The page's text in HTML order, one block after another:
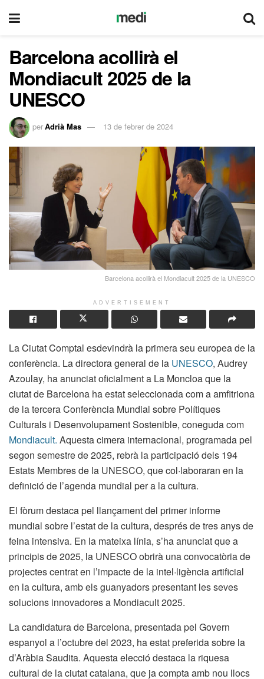
Barcelona acollirà el
Mondiacult 2025 de la
UNESCO
perAdrià Mas 13 de febrer de 2024
Barcelona acollirà el Mondiacult 2025 de la UNESCO
ADVERTISEMENT
La Ciutat Comptal esdevindrà la primera seu europea de la
conferència. La directora general de la UNESCO, Audrey
Azoulay, ha anunciat oficialment a La Moncloa que la
ciutat de Barcelona ha estat seleccionada com a amfitriona
de la tercera Conferència Mundial sobre Polítiques
Culturals i Desenvolupament Sostenible, coneguda com
Mondiacult. Aquesta cimera internacional, programada pel
segon semestre de 2025, rebrà la participació dels 194
Estats Membres de la UNESCO, que col·laboraran en la
definició de l’agenda mundial per a la cultura.
El fòrum destaca pel llançament del primer informe
mundial sobre l’estat de la cultura, després de tres anys de
feina intensiva. En la mateixa línia, s’ha anunciat que a
principis de 2025, la UNESCO obrirà una convocatòria de
projectes centrat en l’impacte de la intel·ligència artificial
en la cultura, amb els guanyadors presentant les seves
solucions innovadores a Mondiacult 2025.
La candidatura de Barcelona, presentada pel Govern
espanyol a l’octubre del 2023, ha estat preferida sobre la
d’Aràbia Saudita. Aquesta elecció destaca la riquesa
cultural de la ciutat catalana, que ja compta amb nou llocs